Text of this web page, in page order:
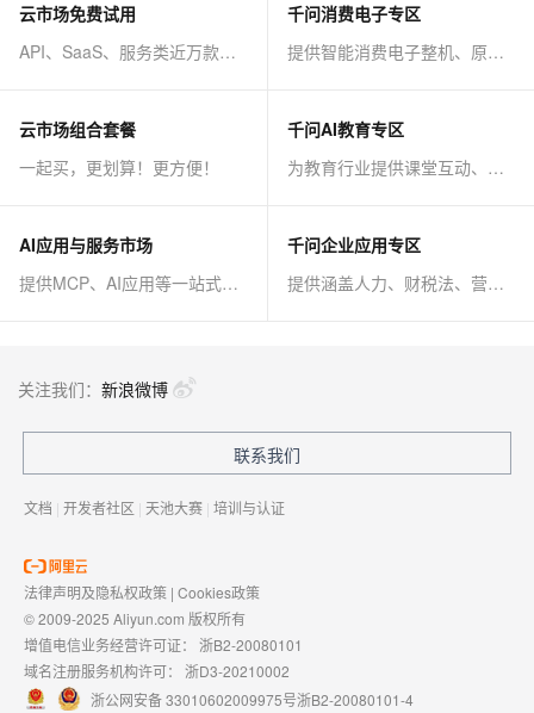
云市场免费试用
API、SaaS、服务类近万款商品免费试！
千问消费电子专区
提供智能消费电子整机、原子能力等AI方案
云市场组合套餐
一起买，更划算！更方便！
千问AI教育专区
为教育行业提供课堂互动、课程制作等AI方案
AI应用与服务市场
提供MCP、AI应用等一站式AI解决方案
千问企业应用专区
提供涵盖人力、财税法、营销、客服等AI方案
关注我们： 新浪微博
联系我们
文档 | 开发者社区 | 天池大赛 | 培训与认证
法律声明及隐私权政策 | Cookies政策
© 2009-2025 Aliyun.com 版权所有
增值电信业务经营许可证： 浙B2-20080101
域名注册服务机构许可： 浙D3-20210002
浙公网安备 33010602009975号浙B2-20080101-4